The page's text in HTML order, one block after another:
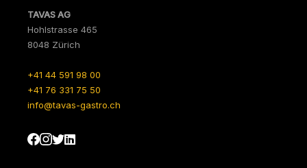
TAVAS AG
Hohlstrasse 465
8048 Zürich
+41 44 591 98 00
+41 76 331 75 50
info@tavas-gastro.ch